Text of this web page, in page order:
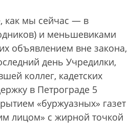
как мы сейчас — в
и меньшевиками
объявлением вне закона,
день Учредилки,
коллег, кадетских
в Петрограде 5
«буржуазных» газет
лицом» с жирной точкой